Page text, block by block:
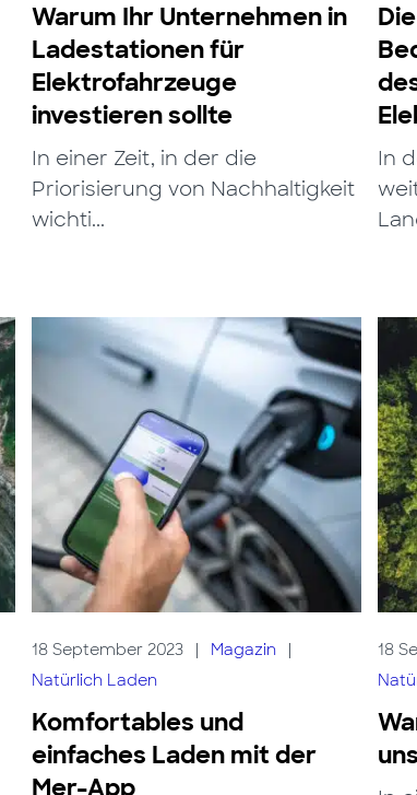
Warum Ihr Unternehmen in
Ladestationen für
Elektrofahrzeuge
investieren sollte
In einer Zeit, in der die
Priorisierung von Nachhaltigkeit
wichti...
In
18 September 2023 | Magazin |
Natürlich Laden
Komfortables und
einfaches Laden mit der
Mer-App
18